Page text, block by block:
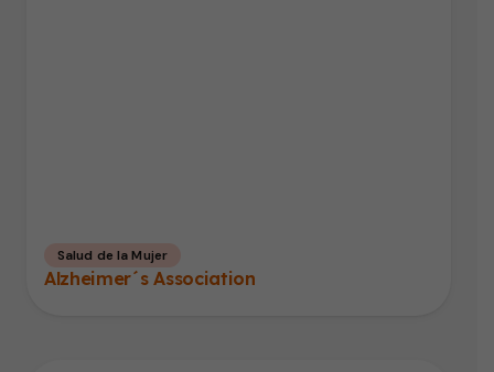
Salud de la Mujer
Alzheimer´s Association